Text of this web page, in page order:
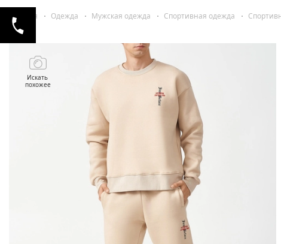
Главная Одежда Мужская одежда Спортивная одежда
Искать
похожее